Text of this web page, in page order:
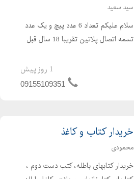
سید سعید
سلام علیکم تعداد 6 عدد پیچ و یک عدد
تسمه اتصال پلاتین تقریبا 18 سال قبل
خارج شده است. این پلاتینها و پیچ ها
برای پا بوده و اصلی می باشد، تمیزی و
1 روز پیش
09155109351
خریدار کتاب و کاغذ
محمودی
خریدار کتابهای باطله، کتب دست دوم ،